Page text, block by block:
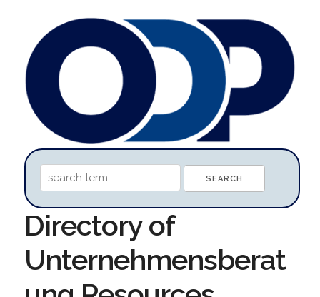
Directory of
Unternehmensberat